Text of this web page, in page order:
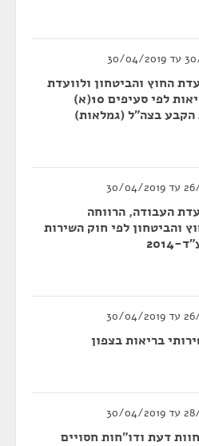
החוץ והביטחון ולוועדת
העבודה, הרווחה והבריאות לפי סעיפים 10(א)
העבודה, הרווחה
והביטחון לפי חוק השירות
בריאות בצפון
דעת ודו"חות חסויים